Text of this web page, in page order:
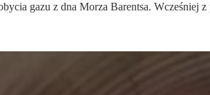
gazu z dna Morza Barentsa. Wcześniej